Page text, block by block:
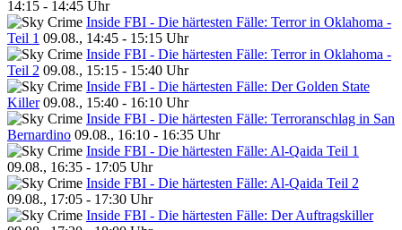
14:15 - 14:45 Uhr
Inside FBI - Die härtesten Fälle: Terror in Oklahoma -
Teil 1 09.08., 14:45 - 15:15 Uhr
Inside FBI - Die härtesten Fälle: Terror in Oklahoma -
Teil 2 09.08., 15:15 - 15:40 Uhr
Inside FBI - Die härtesten Fälle: Der Golden State
Killer 09.08., 15:40 - 16:10 Uhr
Inside FBI - Die härtesten Fälle: Terroranschlag in San
Bernardino 09.08., 16:10 - 16:35 Uhr
Inside FBI - Die härtesten Fälle: Al-Qaida Teil 1
09.08., 16:35 - 17:05 Uhr
Inside FBI - Die härtesten Fälle: Al-Qaida Teil 2
09.08., 17:05 - 17:30 Uhr
Inside FBI - Die härtesten Fälle: Der Auftragskiller